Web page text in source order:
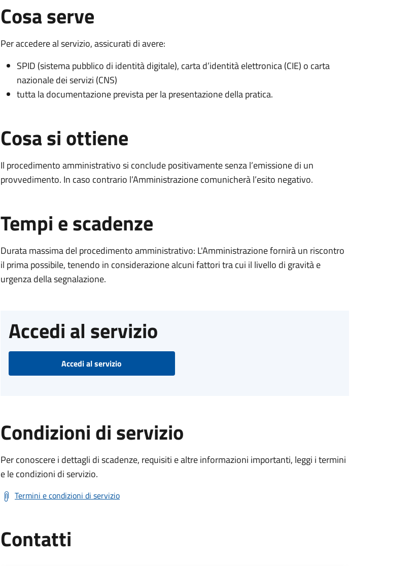
Cosa serve
Per accedere al servizio, assicurati di avere:
SPID (sistema pubblico di identità digitale), carta d’identità elettronica (CIE) o carta
nazionale dei servizi (CNS)
tutta la documentazione prevista per la presentazione della pratica.
Cosa si ottiene
Il procedimento amministrativo si conclude positivamente senza l’emissione di un
provvedimento. In caso contrario l’Amministrazione comunicherà l’esito negativo.
Tempi e scadenze
Durata massima del procedimento amministrativo: L'Amministrazione fornirà un riscontro
il prima possibile, tenendo in considerazione alcuni fattori tra cui il livello di gravità e
urgenza della segnalazione.
Accedi al servizio
Accedi al servizio
Condizioni di servizio
Per conoscere i dettagli di scadenze, requisiti e altre informazioni importanti, leggi i termini
e le condizioni di servizio.
Termini e condizioni di servizio
Contatti